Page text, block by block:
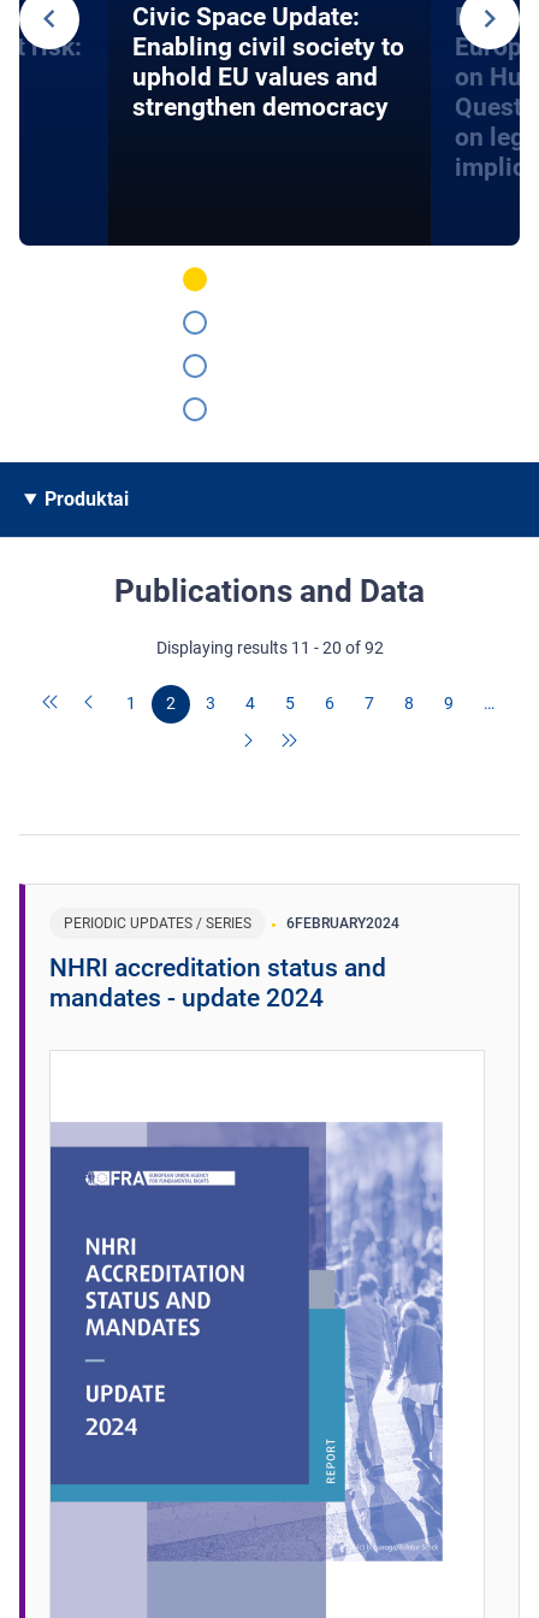
risk:
​​Civic Space Update:
Enabling civil society to
uphold EU values and
strengthen democracy
EU
on
on
Produktai
Publications and Data
Displaying results 11 - 20 of 92
1 2 3 4 5 6 7 8 9 …
PERIODIC UPDATES / SERIES 6FEBRUARY2024
NHRI accreditation status and
mandates - update 2024